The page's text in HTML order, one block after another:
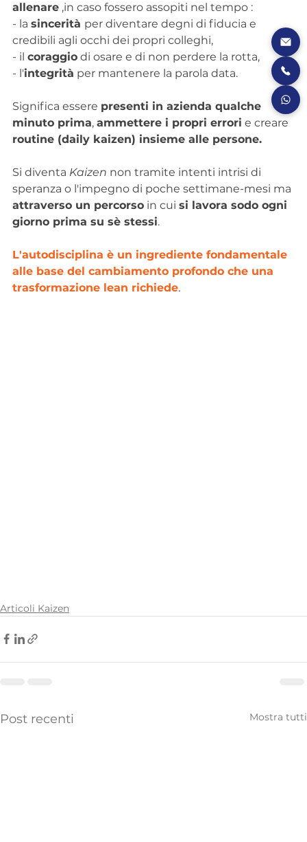
allenare ,in caso fossero assopiti nel tempo :
- la sincerità per diventare degni di fiducia e
credibili agli occhi dei propri colleghi,
- il coraggio di osare e di non perdere la rotta,
- l'integrità per mantenere la parola data.
Significa essere presenti in azienda qualche
minuto prima, ammettere i propri errori e creare
routine (daily kaizen) insieme alle persone.
Si diventa Kaizen non tramite intenti intrisi di
speranza o l'impegno di poche settimane-mesi ma
attraverso un percorso in cui si lavora sodo ogni
giorno prima su sè stessi.
L'autodisciplina è un ingrediente fondamentale
alle base del cambiamento profondo che una
trasformazione lean richiede.
Articoli Kaizen
Post recenti Mostra tutti